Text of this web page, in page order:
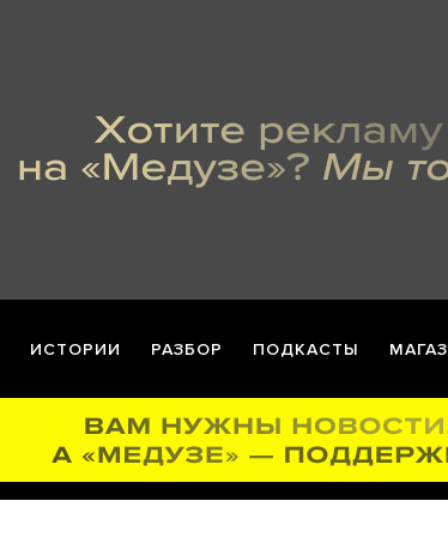
ИСТОРИИ РАЗБОР ПОДКАСТЫ МАГАЗ